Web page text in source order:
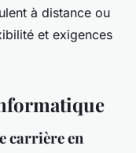
à distance ou
et exigences
carrière en